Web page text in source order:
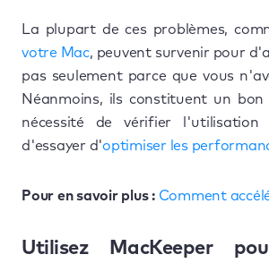
La plupart de ces problèmes,
votre Mac, peuvent survenir pour
pas seulement parce que vous
Néanmoins, ils constituent un
nécessité de vérifier
d'essayer d'optimiser les
Pour en savoir plus : Comment
Utilisez MacKeeper